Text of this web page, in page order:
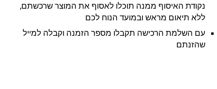
נקודת האיסוף ממנה תוכלו לאסוף את המוצר שרכשתם,
ללא תיאום מראש ובמועד הנוח לכם
עם השלמת הרכישה תקבלו מספר הזמנה וקבלה למייל
שהזנתם